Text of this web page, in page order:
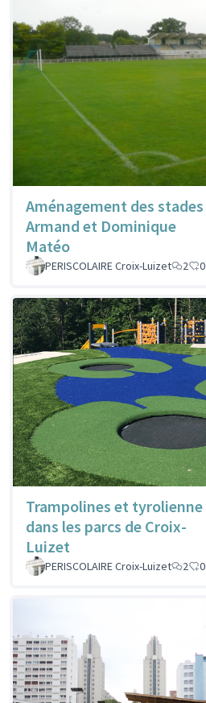
Aménagement des stades
Armand et Dominique
Matéo
PERISCOLAIRE Croix-Luizet 2 0
Trampolines et tyrolienne
dans les parcs de Croix-
Luizet
PERISCOLAIRE Croix-Luizet 2 0